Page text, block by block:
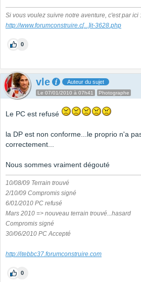
Si vous voulez suivre notre aventure, c'est par ici :
http://www.forumconstruire.c[...]it-3628.php
0
vle Auteur du sujet
Le 07/01/2010 à 07h41 Photographe
Le PC est refusé
la DP est non conforme...le proprio n'a
correctement...
Nous sommes vraiment dégouté
10/08/09 Terrain trouvé
2/10/09 Compromis signé
6/01/2010 PC refusé
Mars 2010 => nouveau terrain trouvé...hasard
Compromis signé
30/06/2010 PC Accepté
http://itebbc37.forumconstruire.com
0